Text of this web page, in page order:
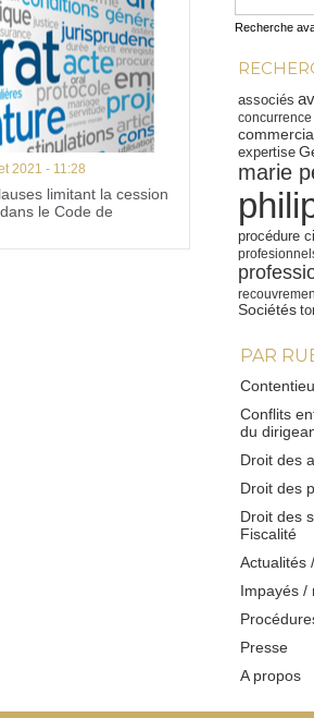
2021 - 11:28
limitant la cession
le Code de
Recherche
associés
concurrence
expertise
marie
procédure
Sociétés
PAR
Conflits
du
Droit des
Droit des
Droit des
Fiscalité
Actualités
Impayés /
Presse
A propos